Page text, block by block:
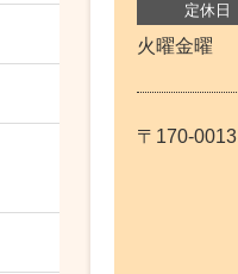
定休日
火曜金曜
〒170-0013